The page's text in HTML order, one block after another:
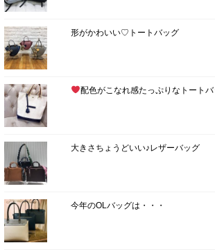
形がかわいい♡トートバッグ
配色がこなれ感たっぷりなトート
大きさちょうどいい♪レザーバッグ
今年のOLバッグは・・・